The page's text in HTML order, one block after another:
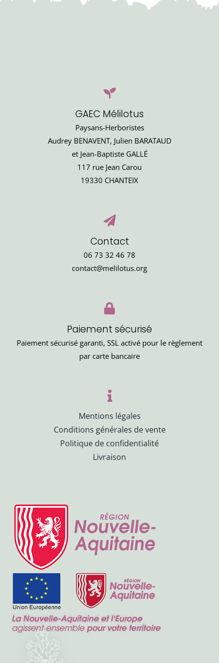
GAEC Mélilotus
Paysans-Herboristes
Audrey BENAVENT, Julien BARATAUD
et Jean-Baptiste GALLÉ
117 rue Jean Carou
19330 CHANTEIX
Contact
06 73 32 46 78
contact@melilotus.org
Paiement sécurisé
Paiement sécurisé garanti, SSL activé pour le règlement
par carte bancaire
Mentions légales
Conditions générales de vente
Politique de confidentialité
Livraison